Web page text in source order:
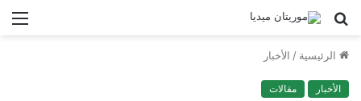
بحث
الرئيسية / الأخبار
الأخبار مقالات